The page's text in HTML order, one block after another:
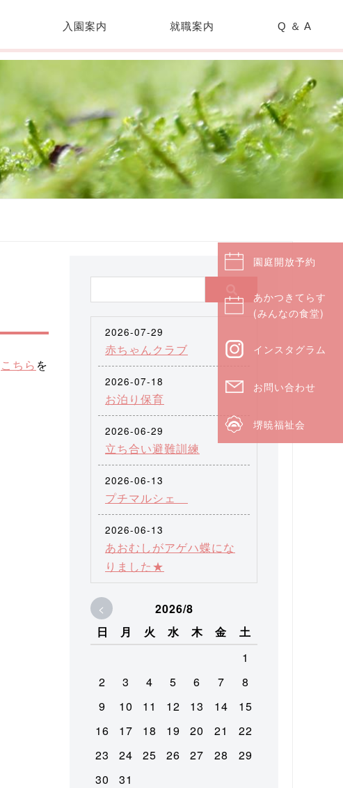
入園案内 就職案内 Q ＆ A
園庭開放予約
あかつきてらす
(みんなの食堂)
インスタグラム
お問い合わせ
堺暁福祉会
こちら を
2026-07-29
赤ちゃんクラブ
2026-07-18
お泊り保育
2026-06-29
立ち合い避難訓練
2026-06-13
プチマルシェ
2026-06-13
あおむしがアゲハ蝶にな
りました★
<
2026/8
日
月 火 水 木 金
土
1
2
3 4 5 6 7
8
9
10 11 12 13 14
15
16
17 18 19 20 21
22
23
24 25 26 27 28
29
30
31